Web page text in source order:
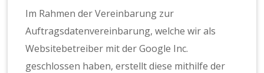
Im Rahmen der Vereinbarung zur
Auftragsdatenvereinbarung, welche wir als
Websitebetreiber mit der Google Inc.
geschlossen haben, erstellt diese mithilfe der